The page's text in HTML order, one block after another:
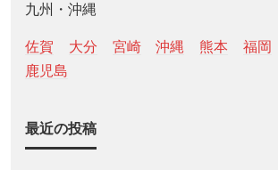
九州・沖縄
佐賀 大分 宮崎 沖縄 熊本 福岡
鹿児島
最近の投稿